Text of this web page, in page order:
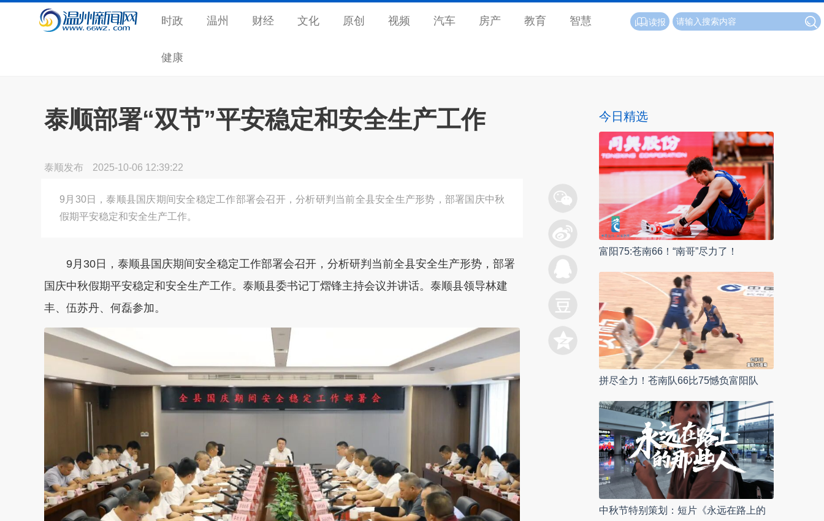
时政 温州 财经 文化 原创 视频 汽车 房产 教育 智慧
健康
读报
泰顺部署“双节”平安稳定和安全生产工作
泰顺发布 2025-10-06 12:39:22
9月30日，泰顺县国庆期间安全稳定工作部署会召开，分析研判当前全县安全生产形势，部署国庆中秋
假期平安稳定和安全生产工作。
9月30日，泰顺县国庆期间安全稳定工作部署会召开，分析研判当前全县安全生产形势，部署
国庆中秋假期平安稳定和安全生产工作。泰顺县委书记丁熠锋主持会议并讲话。泰顺县领导林建
丰、伍苏丹、何磊参加。
今日精选
富阳75:苍南66！“南哥”尽力了！
拼尽全力！苍南队66比75憾负富阳队
中秋节特别策划：短片《永远在路上的